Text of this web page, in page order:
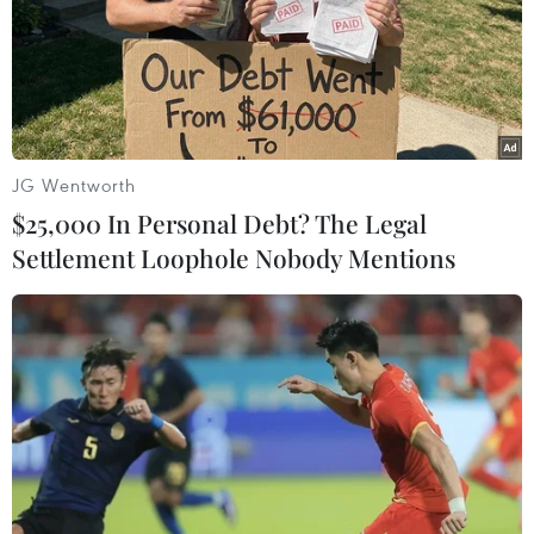
TIN LIÊN QUAN
JG Wentworth
$25,000 In Personal Debt? The Legal
Settlement Loophole Nobody Mentions